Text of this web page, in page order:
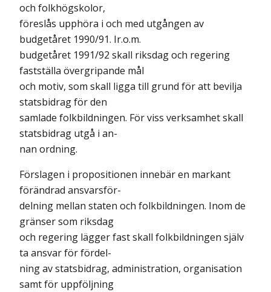
och folkhögskolor,
föreslås upphöra i och med utgången av
budgetåret 1990/91. Ir.o.m.
budgetåret 1991/92 skall riksdag och regering
fastställa övergripande mål
och motiv, som skall ligga till grund för att bevilja
statsbidrag för den
samlade folkbildningen. För viss verksamhet skall
statsbidrag utgå i an-
nan ordning.
Förslagen i propositionen innebär en markant
förändrad ansvarsför-
delning mellan staten och folkbildningen. Inom de
gränser som riksdag
och regering lägger fast skall folkbildningen själv
ta ansvar för fördel-
ning av statsbidrag, administration, organisation
samt för uppföljning